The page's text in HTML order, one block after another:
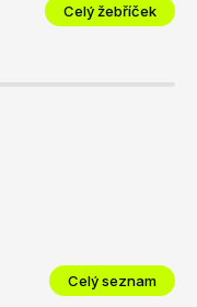
Celý žebříček
Celý seznam